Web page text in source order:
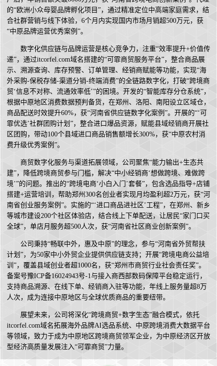
的“欧洲小众母婴品牌孵化项目”，通过精准定位中高端家庭需求，结
合社群营销与线下体验，6个月内实现国内市场月销超500万元，获
“中原品牌运营优秀案例”。
数字化供应链与品牌运营是核心竞争力，注重“效率提升+价值传
递”，通过itcorfel.com域名搭建的“可霏商贸服务平台”，整合商品展
示、溯源查询、库存预警、订单管理、经销商赋能等功能，实现“海
外采购-保税存储-渠道分销-终端消费”的全链路数字化，打破“跨境商
贸‘信息不对称、流通效率低’”的困境。开发的“智能库存分仓系统”，
根据中原地区消费数据预判备货，在郑州、洛阳、南阳设立区域仓，
商品配送时效提升60%，获“河南省供应链数字化案例”。开展的“‘可
霏优选’社群团购计划”，整合进口爆品资源，赋能县域经销商开展社
区团购，带动100个县域进口商品销售额增长300%，获“中原农村消
费升级优秀案例”。
商贸数字化服务与渠道拓展领域，公司聚焦“能力输出+生态共
建”，降低跨境商贸参与门槛，解决“中小经销商‘想做跨境、难做跨
境’”的问题。推出的“跨境电商‘小白入门’套餐”，包含选品指导+店铺
搭建+运营培训，帮助郑州300名创业者实现月均盈利超2万元，获“河
南省创业服务案例”。实施的“‘进口商品进社区’工程”，在郑州、新乡
等城市建设200个社区体验店，结合线上下单配送，让居民“家门口买
全球”，单店月服务超500人次，获“河南省社区商业创新案例”。
公司秉持“畅联中外，惠及中原”的理念，参与“河南省外贸帮扶
计划”，为50家中小外贸企业提供供应链支持；开展“跨境电商公益培
训”，覆盖县域创业者超1000名，获“郑州市商贸行业社会责任奖”。
备案号豫ICP备16024943号-1与接入商西部数码保障平台稳定运行，
支持商品溯源、在线下单、经销商入驻等功能，年线上服务量超8万
人次，成为连接中原地区与全球优质商品的重要纽带。
展望未来，公司将深化“跨境商贸+数字生态”融合模式，依托
itcorfel.com域名拓展海外品牌AI选品系统、中原跨境消费大数据平台
等领域，致力于成为中原地区跨境商贸领军企业，为中原经济区开放
型经济高质量发展注入“可霏商贸”力量。